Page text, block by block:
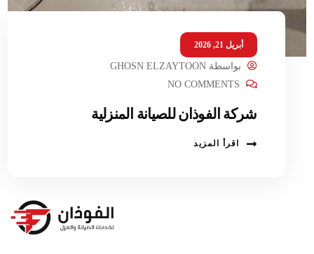
أبريل 21, 2026
بواسطةGHOSN ELZAYTOON
NO COMMENTS
شركة الفوذان للصيانة المنزلية
اقرأ المزيد